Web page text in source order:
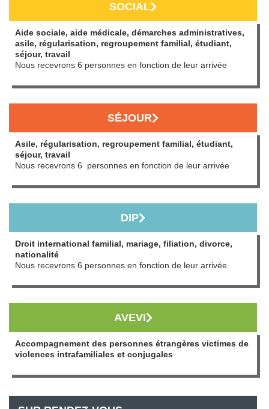
SOCIAL
Aide sociale, aide médicale, démarches administratives,
asile, régularisation, regroupement familial, étudiant,
séjour, travail
Nous recevrons 6 personnes en fonction de leur arrivée
SÉJOUR
Asile, régularisation, regroupement familial, étudiant,
séjour, travail
Nous recevrons 6 personnes en fonction de leur arrivée
DIP
Droit international familial, mariage, filiation, divorce,
nationalité
Nous recevrons 6 personnes en fonction de leur arrivée
AVEVI
Accompagnement des personnes étrangères victimes de
violences intrafamiliales et conjugales